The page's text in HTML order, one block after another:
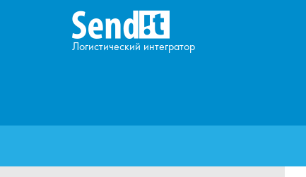
Логистический интегратор